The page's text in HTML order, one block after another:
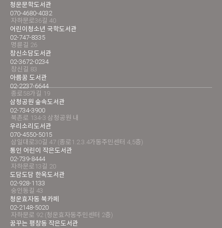
청운문학도서관
070-4680-4032
자하문로36길 40
어린이청소년 국학도서관
02-747-8335
명륜길 26
창신소담도서관
02-3672-0234
창신길 83
아름꿈 도서관
02-2237-6644
종로58가길 19
삼청공원 숲속도서관
02-734-3900
북촌로 134-3 삼청공원 내
우리소리도서관
070-4550-5015
삼일대로30길 47 (종로1.2.3.4가동주민센터 4,5층)
통인 어린이 작은도서관
02-739-8444
자하문로13길 20
도담도담 한옥도서관
02-928-1133
숭인동길 43
청운효자동 북카페
02-2148-5020
자하문로 92 (청운효자동주민센터 2층)
꿈꾸는 평창동 작은도서관